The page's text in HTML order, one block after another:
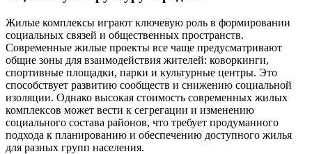
Жилые комплексы играют ключевую роль в формировании
социальных связей и общественных пространств.
Современные жилые проекты все чаще предусматривают
общие зоны для взаимодействия жителей: коворкинги,
спортивные площадки, парки и культурные центры. Это
способствует развитию сообществ и снижению социальной
изоляции. Однако высокая стоимость современных жилых
комплексов может вести к сегрегации и изменению
социального состава районов, что требует продуманного
подхода к планированию и обеспечению доступного жилья
для разных групп населения.